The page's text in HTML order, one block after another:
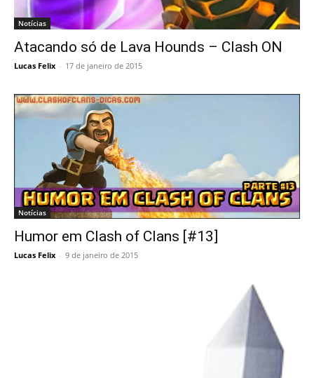
Notícias
Atacando só de Lava Hounds – Clash ON
Lucas Felix - 17 de janeiro de 2015
Notícias
Humor em Clash of Clans [#13]
Lucas Felix - 9 de janeiro de 2015